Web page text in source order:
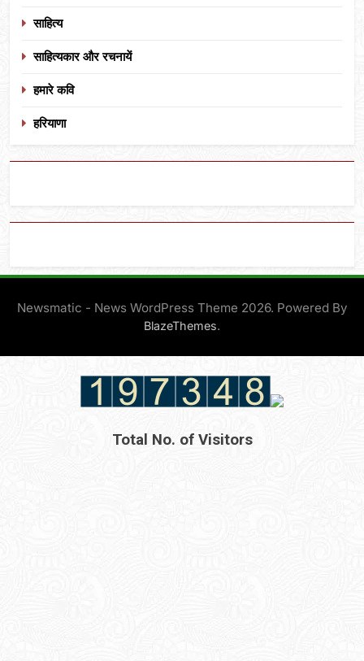
साहित्य
साहित्यकार और रचनायें
हमारे कवि
हरियाणा
Newsmatic - News WordPress Theme 2026. Powered By
BlazeThemes.
Total No. of Visitors